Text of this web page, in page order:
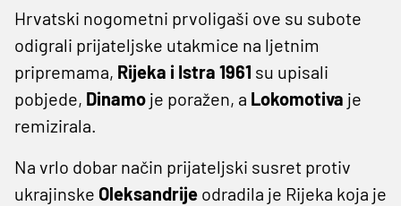
Hrvatski nogometni prvoligaši ove su subote
odigrali prijateljske utakmice na ljetnim
pripremama, Rijeka i Istra 1961 su upisali
pobjede, Dinamo je poražen, a Lokomotiva je
remizirala.
Na vrlo dobar način prijateljski susret protiv
ukrajinske Oleksandrije odradila je Rijeka koja je